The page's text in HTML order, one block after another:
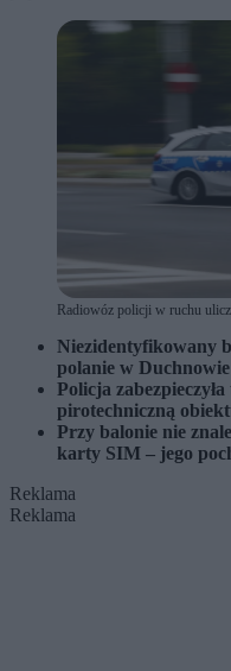
Radiowóz policji w ruchu
Niezidentyfikowany
polanie w
Policja
pirotechniczną
Przy balonie nie
karty SIM – jego
Reklama
Reklama